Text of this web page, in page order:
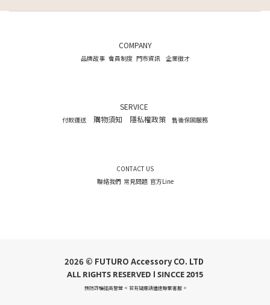
COMPANY
品牌故事 會員制度 門市資訊 企業徵才
SERVICE
付款運送 購物須知 隱私權政策 售後保固服務
CONTACT US
聯絡我們 常見問題 官方Line
2026 © FUTURO Accessory CO. LTD
ALL RIGHTS RESERVED l SINCCE 2015
預防詐騙提高警覺 < 若有疑慮請儘速聯繫客服 >